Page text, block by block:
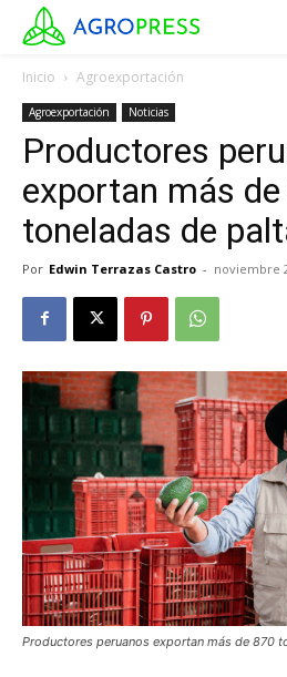
Inicio Agroexportación
Agroexportación Noticias
Productores
exportan más
toneladas de
Por Edwin Terrazas Castro - noviembre
Productores peruanos exportan más de 870